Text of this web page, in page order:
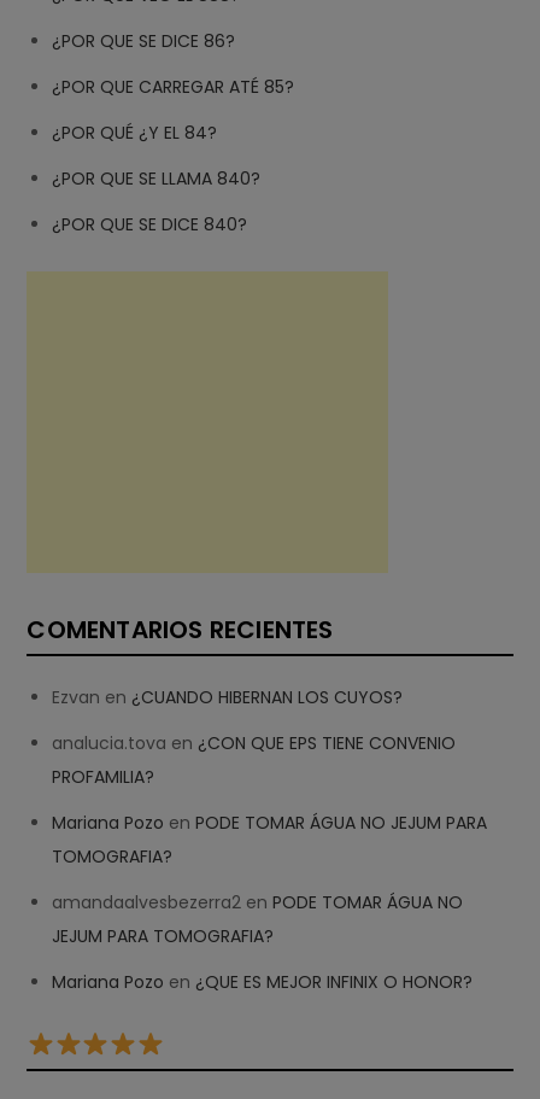
¿POR QUE SE DICE 86?
¿POR QUE CARREGAR ATÉ 85?
¿POR QUÉ ¿Y EL 84?
¿POR QUE SE LLAMA 840?
¿POR QUE SE DICE 840?
COMENTARIOS RECIENTES
Ezvan en ¿CUANDO HIBERNAN LOS CUYOS?
analucia.tova en ¿CON QUE EPS TIENE CONVENIO
PROFAMILIA?
Mariana Pozo enPODE TOMAR ÁGUA NO JEJUM PARA
TOMOGRAFIA?
amandaalvesbezerra2 enPODE TOMAR ÁGUA NO
JEJUM PARA TOMOGRAFIA?
Mariana Pozo en ¿QUE ES MEJOR INFINIX O HONOR?